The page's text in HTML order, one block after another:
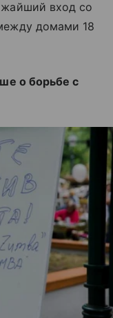
вход со
домами 18
о борьбе с